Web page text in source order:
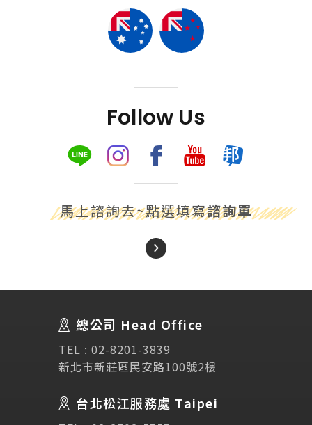
講座活動
Testimonial
Follow Us
馬上諮詢去~點選填寫諮詢單
總公司 Head Office
TEL : 02-8201-3839
新北市新莊區民安路100號2樓
台北松江服務處 Taipei